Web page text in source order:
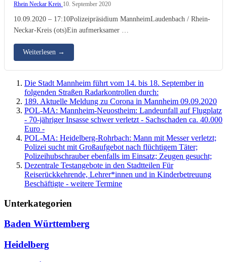
Rhein Neckar Kreis 10. September 2020
10.09.2020 – 17:10Polizeipräsidium MannheimLaudenbach / Rhein-
Neckar-Kreis (ots)Ein aufmerksamer …
Weiterlesen →
Die Stadt Mannheim führt vom 14. bis 18. September in
folgenden Straßen Radarkontrollen durch:
189. Aktuelle Meldung zu Corona in Mannheim 09.09.2020
POL-MA: Mannheim-Neuostheim: Landeunfall auf Flugplatz
- 70-jähriger Insasse schwer verletzt - Sachschaden ca. 40.000
Euro -
POL-MA: Heidelberg-Rohrbach: Mann mit Messer verletzt;
Polizei sucht mit Großaufgebot nach flüchtigem Täter;
Polizeihubschrauber ebenfalls im Einsatz; Zeugen gesucht;
Dezentrale Testangebote in den Stadtteilen Für
Reiserückkehrende, Lehrer*innen und in Kinderbetreuung
Beschäftigte - weitere Termine
Unterkategorien
Baden Württemberg
Heidelberg